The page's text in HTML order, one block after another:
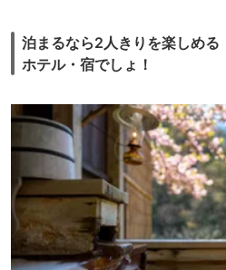
泊まるなら2人きりを楽しめ
ホテル・宿でしょ！